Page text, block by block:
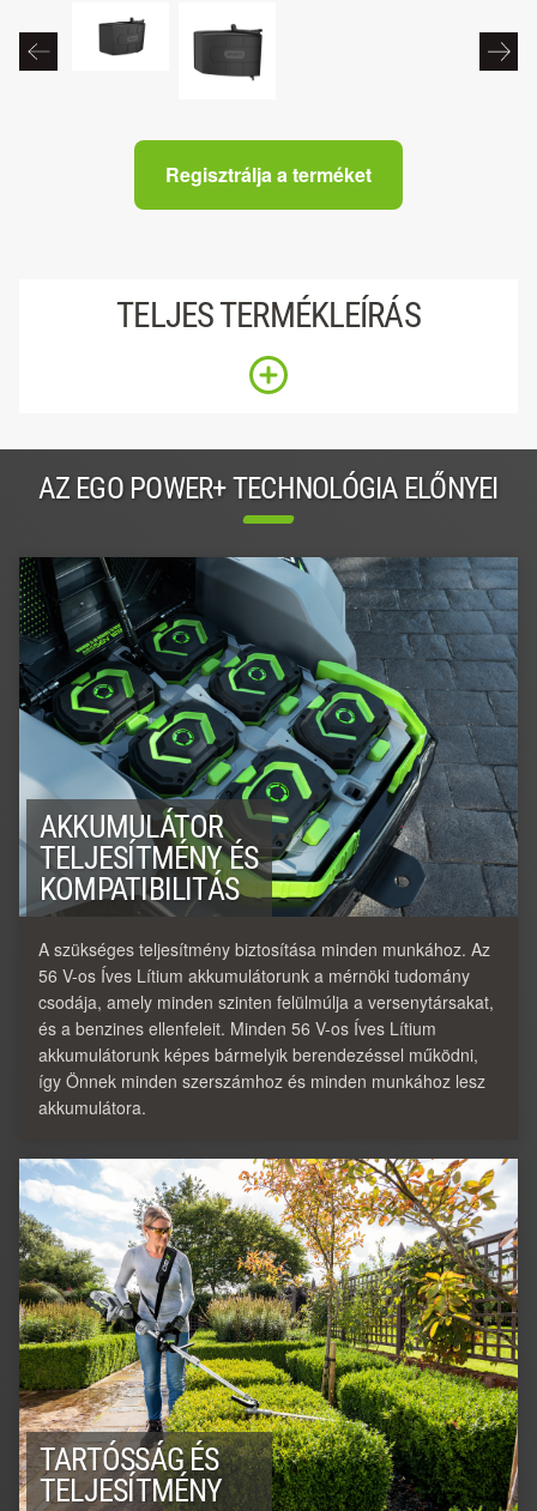
Regisztrálja a terméket
TELJES TERMÉKLEÍRÁS
AZ EGO POWER+ TECHNOLÓGIA ELŐNYEI
AKKUMULÁTOR
TELJESÍTMÉNY ÉS
KOMPATIBILITÁS
A szükséges teljesítmény biztosítása minden munkához. Az
56 V-os Íves Lítium akkumulátorunk a mérnöki tudomány
csodája, amely minden szinten felülmúlja a versenytársakat,
és a benzines ellenfeleit. Minden 56 V-os Íves Lítium
akkumulátorunk képes bármelyik berendezéssel működni,
így Önnek minden szerszámhoz és minden munkához lesz
akkumulátora.
TARTÓSSÁG ÉS
TELJESÍTMÉNY